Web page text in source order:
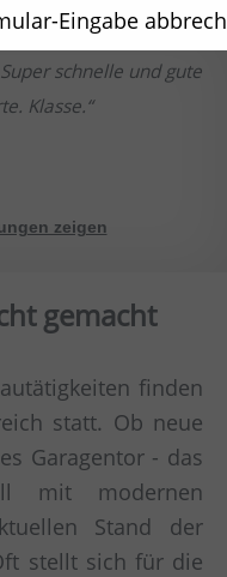
schnelle und gute
Klasse.
zeigen
gemacht
finden
statt. Ob neue
Garagentor - das
mit modernen
Stand der
stellt sich für die
Eingabe